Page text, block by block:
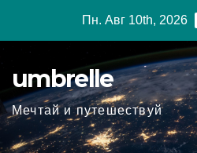
Пн. Авг 10th, 2026
umbrelle
Мечтай и путешествуй